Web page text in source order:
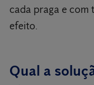
cada praga e com
efeito.
Qual a